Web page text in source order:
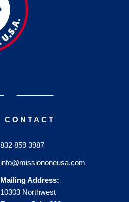
CONTACT
832 859 3987
info@missiononeusa.com
Mailing Address:
10303 Northwest